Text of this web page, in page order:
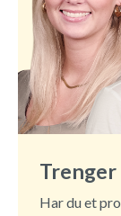
Trenger
Har du et